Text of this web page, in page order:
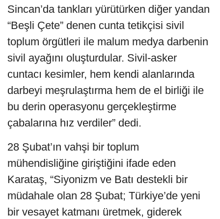
Sincan’da tankları yürütürken diğer yandan
“Beşli Çete” denen cunta tetikçisi sivil
toplum örgütleri ile malum medya darbenin
sivil ayağını oluşturdular. Sivil-asker
cuntacı kesimler, hem kendi alanlarında
darbeyi meşrulaştırma hem de el birliği ile
bu derin operasyonu gerçekleştirme
çabalarına hız verdiler” dedi.
28 Şubat’ın vahşi bir toplum
mühendisliğine giriştiğini ifade eden
Karataş, “Siyonizm ve Batı destekli bir
müdahale olan 28 Şubat; Türkiye’de yeni
bir vesayet katmanı üretmek, giderek